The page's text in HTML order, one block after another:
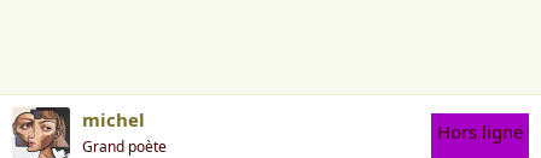
michel
Grand poète
Hors ligne